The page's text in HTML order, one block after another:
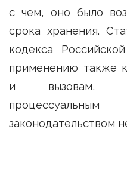
с чем, оно было
срока хранения.
кодекса
применению также
и вызовам,
законодательством